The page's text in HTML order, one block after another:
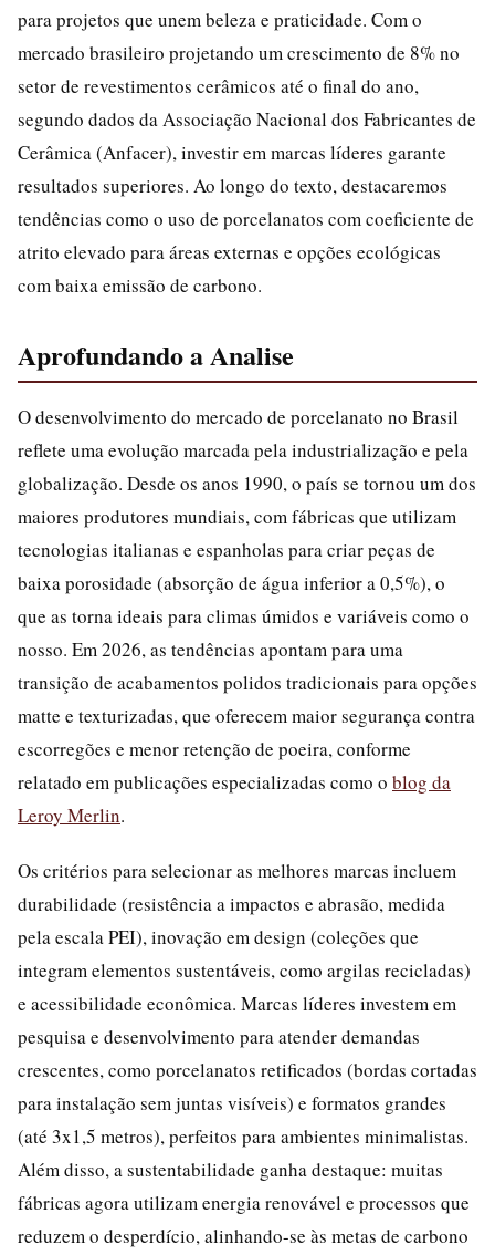
para projetos que unem beleza e praticidade. Com o
mercado brasileiro projetando um crescimento de 8% no
setor de revestimentos cerâmicos até o final do ano,
segundo dados da Associação Nacional dos Fabricantes de
Cerâmica (Anfacer), investir em marcas líderes garante
resultados superiores. Ao longo do texto, destacaremos
tendências como o uso de porcelanatos com coeficiente de
atrito elevado para áreas externas e opções ecológicas
com baixa emissão de carbono.
Aprofundando a Analise
O desenvolvimento do mercado de porcelanato no Brasil
reflete uma evolução marcada pela industrialização e pela
globalização. Desde os anos 1990, o país se tornou um dos
maiores produtores mundiais, com fábricas que utilizam
tecnologias italianas e espanholas para criar peças de
baixa porosidade (absorção de água inferior a 0,5%), o
que as torna ideais para climas úmidos e variáveis como o
nosso. Em 2026, as tendências apontam para uma
transição de acabamentos polidos tradicionais para opções
matte e texturizadas, que oferecem maior segurança contra
escorregões e menor retenção de poeira, conforme
relatado em publicações especializadas como o blog da
Leroy Merlin.
Os critérios para selecionar as melhores marcas incluem
durabilidade (resistência a impactos e abrasão, medida
pela escala PEI), inovação em design (coleções que
integram elementos sustentáveis, como argilas recicladas)
e acessibilidade econômica. Marcas líderes investem em
pesquisa e desenvolvimento para atender demandas
crescentes, como porcelanatos retificados (bordas cortadas
para instalação sem juntas visíveis) e formatos grandes
(até 3x1,5 metros), perfeitos para ambientes minimalistas.
Além disso, a sustentabilidade ganha destaque: muitas
fábricas agora utilizam energia renovável e processos que
reduzem o desperdício, alinhando-se às metas de carbono